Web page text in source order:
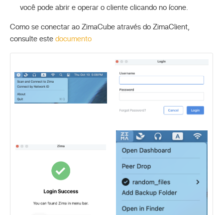
você pode abrir e operar o cliente clicando no ícone.
Como se conectar ao ZimaCube através do ZimaClient,
consulte este documento